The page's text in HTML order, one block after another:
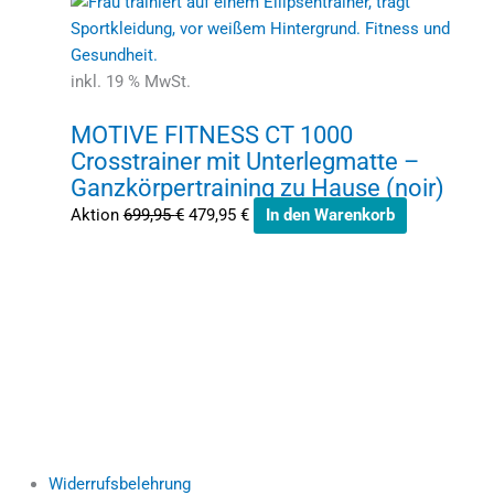
inkl. 19 % MwSt.
MOTIVE FITNESS CT 1000
Crosstrainer mit Unterlegmatte –
Ganzkörpertraining zu Hause (noir)
Aktion699,95€ 479,95 € In den Warenkorb
Widerrufsbelehrung